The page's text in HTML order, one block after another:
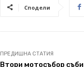
Сподели
ПРЕДИШНА СТАТИЯ
Втори мотосъбор